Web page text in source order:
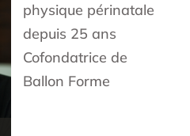
physique périnatale
depuis 25 ans
Cofondatrice de
Ballon Forme